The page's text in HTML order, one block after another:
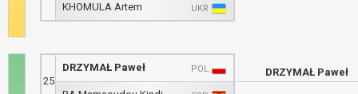
KHOMULA Artem UKR
25
DRZYMAŁ Paweł POL DRZYMAŁ Paweł